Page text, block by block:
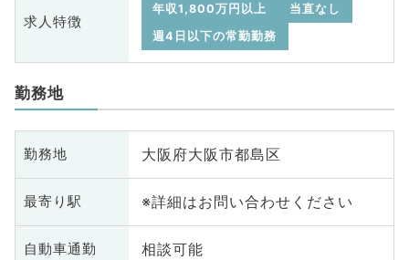
求人特徴
年収1,800万円以上
当直なし
週4日以下の常勤勤務
勤務地
勤務地 大阪府大阪市都島区
最寄り駅 ※詳細はお問い合わせください
自動車通勤 相談可能